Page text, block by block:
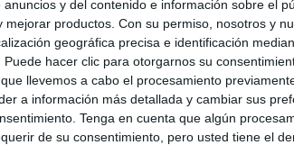
anuncios y del contenido e información sobre el
mejorar productos. Con su permiso, nosotros y
geográfica precisa e identificación
Puede hacer clic para otorgarnos su
llevemos a cabo el procesamiento
a información más detallada y cambiar sus
Tenga en cuenta que algún
de su consentimiento, pero usted tiene el